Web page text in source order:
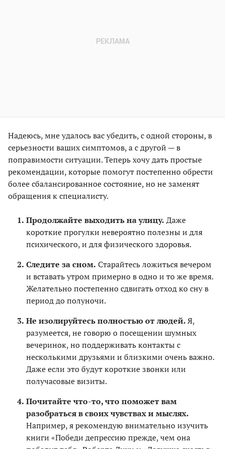
Надеюсь, мне удалось вас убедить, с одной стороны, в
серьезности ваших симптомов, а с другой — в
поправимости ситуации. Теперь хочу дать простые
рекомендации, которые помогут постепенно обрести
более сбалансированное состояние, но не заменят
обращения к специалисту.
Продолжайте выходить на улицу. Даже
короткие прогулки невероятно полезны и для
психического, и для физического здоровья.
Следите за сном. Старайтесь ложиться вечером
и вставать утром примерно в одно и то же время.
Желательно постепенно сдвигать отход ко сну в
период до полуночи.
Не изолируйтесь полностью от людей.Я,
разумеется, не говорю о посещении шумных
вечеринок, но поддерживать контакты с
несколькими друзьями и близкими очень важно.
Даже если это будут короткие звонки или
получасовые визиты.
Почитайте что-то, что поможет вам
разобраться в своих чувствах и мыслях.
Например, я рекомендую внимательно изучить
книги «Победи депрессию прежде, чем она